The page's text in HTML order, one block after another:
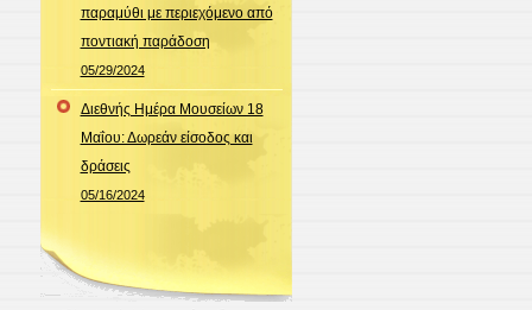
παραμύθι με περιεχόμενο από
ποντιακή παράδοση
05/29/2024
Διεθνής Ημέρα Μουσείων 18
Μαΐου: Δωρεάν είσοδος και
δράσεις
05/16/2024